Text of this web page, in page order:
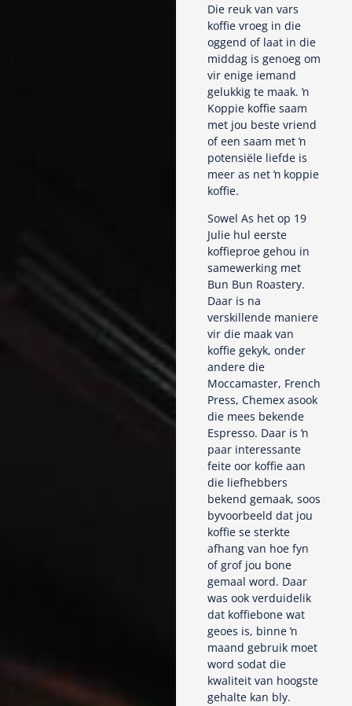
Die reuk van vars
koffie vroeg in die
oggend of laat in die
middag is genoeg om
vir enige iemand
gelukkig te maak. ŉ
Koppie koffie saam
met jou beste vriend
of een saam met ŉ
potensiële liefde is
meer as net ŉ koppie
koffie.
Sowel As het op 19
Julie hul eerste
koffieproe gehou in
samewerking met
Bun Bun Roastery.
Daar is na
verskillende maniere
vir die maak van
koffie gekyk, onder
andere die
Moccamaster, French
Press, Chemex asook
die mees bekende
Espresso. Daar is ŉ
paar interessante
feite oor koffie aan
die liefhebbers
bekend gemaak, soos
byvoorbeeld dat jou
koffie se sterkte
afhang van hoe fyn
of grof jou bone
gemaal word. Daar
was ook verduidelik
dat koffiebone wat
geoes is, binne ŉ
maand gebruik moet
word sodat die
kwaliteit van hoogste
gehalte kan bly.